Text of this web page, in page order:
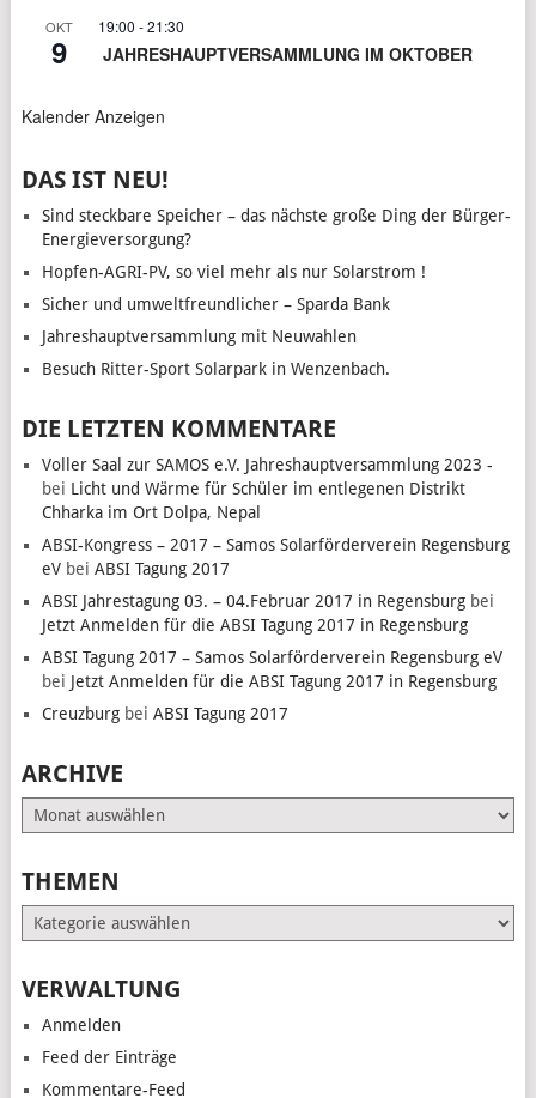
OKT
9
19:00 -21:30
JAHRESHAUPTVERSAMMLUNG IM OKTOBER
Kalender Anzeigen
DAS IST NEU!
Sind steckbare Speicher – das nächste große Ding der Bürger-
Energieversorgung?
Hopfen-AGRI-PV, so viel mehr als nur Solarstrom !
Sicher und umweltfreundlicher – Sparda Bank
Jahreshauptversammlung mit Neuwahlen
Besuch Ritter-Sport Solarpark in Wenzenbach.
DIE LETZTEN KOMMENTARE
Voller Saal zur SAMOS e.V. Jahreshauptversammlung 2023 -
bei Licht und Wärme für Schüler im entlegenen Distrikt
Chharka im Ort Dolpa, Nepal
ABSI-Kongress – 2017 – Samos Solarförderverein Regensburg
eVbei ABSI Tagung 2017
ABSI Jahrestagung 03. – 04.Februar 2017 in Regensburgbei
Jetzt Anmelden für die ABSI Tagung 2017 in Regensburg
ABSI Tagung 2017 – Samos Solarförderverein Regensburg eV
bei Jetzt Anmelden für die ABSI Tagung 2017 in Regensburg
Creuzburgbei ABSI Tagung 2017
ARCHIVE
Archive
THEMEN
Themen
VERWALTUNG
Anmelden
Feed der Einträge
Kommentare-Feed